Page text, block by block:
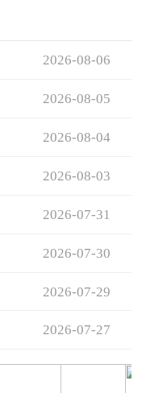
2026-08-06
2026-08-05
2026-08-04
2026-08-03
2026-07-31
2026-07-30
2026-07-29
2026-07-27